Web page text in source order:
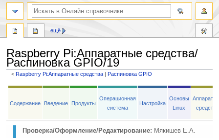
Raspberry Pi:Аппаратные средства/
Распиновка GPIO/19
<Raspberry Pi:Аппаратные средства ‎ |Распиновка GPIO
Перейти
навигации
Перейти
поиску
Содержание Введение Продукты
Операционная
система
Настройка
Основы
Linux
средства
Проверка/Оформление/Редактирование: Мякишев Е.А.
ещё